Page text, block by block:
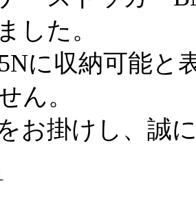
した。
に収納可能と
ん。
お掛けし、誠